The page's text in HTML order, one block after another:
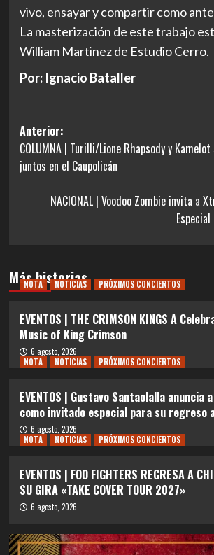
vivo, ensayar y compartir como
La masterización de este trabajo
William Martinez de Estudio Cerro.
Por: Ignacio Bataller
Navegación
de
entradas
Anterior:
COLUMNA | Turilli/Lione Rhapsody y
juntos en el Caupolicán
NACIONAL | Voodoo Zombie invita a
Más historias
NOTA NOTICIAS PRÓXIMOS CONCIERTOS
EVENTOS | THE CRIMSON KINGS A
Music of King Crimson
6 agosto, 2026
NOTA
NOTICIAS PRÓXIMOS CONCIERTOS
EVENTOS | Gustavo Santaolalla anuncia
como invitado especial para su regreso
6 agosto, 2026
NOTA
NOTICIAS PRÓXIMOS CONCIERTOS
EVENTOS | FOO FIGHTERS REGRESA A
SU GIRA «TAKE COVER TOUR 2027»
6 agosto, 2026